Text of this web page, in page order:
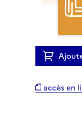
accès en